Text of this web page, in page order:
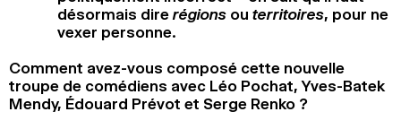
désormais dire régions ou territoires, pour ne
vexer personne.
Comment avez-vous composé cette nouvelle
troupe de comédiens avec Léo Pochat, Yves-Batek
Mendy, Édouard Prévot et Serge Renko ?